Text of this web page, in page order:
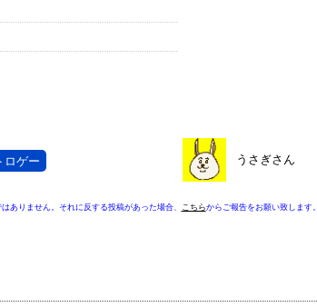
ロゲー うさぎさん
ありません。それに反する投稿があった場合、 こちらからご報告をお願い致します。